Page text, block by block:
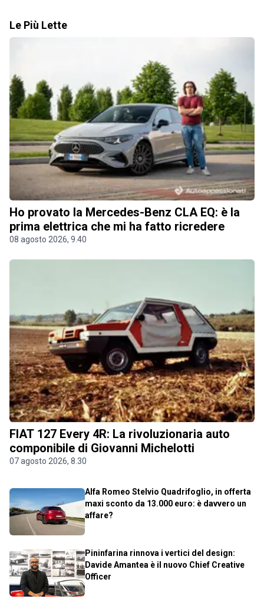
Le Più Lette
Ho provato la Mercedes-Benz CLA EQ: è la
prima elettrica che mi ha fatto ricredere
08 agosto 2026, 9.40
FIAT 127 Every 4R: La rivoluzionaria auto
componibile di Giovanni Michelotti
07 agosto 2026, 8.30
Alfa Romeo Stelvio Quadrifoglio, in offerta
maxi sconto da 13.000 euro: è davvero un
affare?
Pininfarina rinnova i vertici del design:
Davide Amantea è il nuovo Chief Creative
Officer